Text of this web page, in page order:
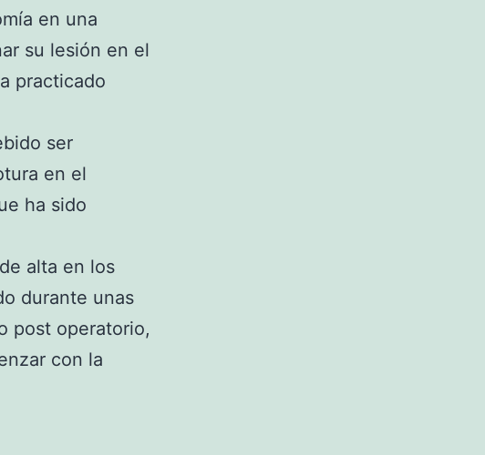
en una
su lesión en el
practicado
ser
en el
ha sido
alta en los
durante unas
post operatorio,
con la